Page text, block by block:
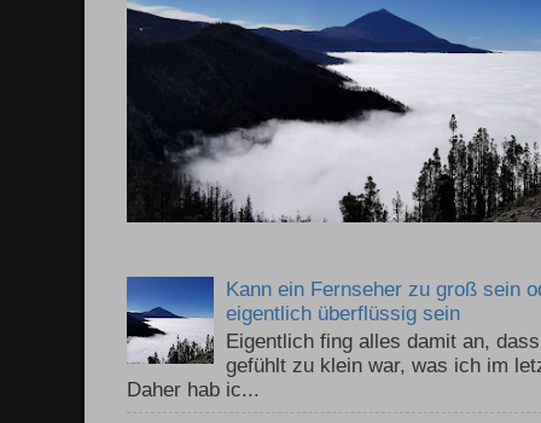
Kann ein Fernseher zu groß sein
eigentlich überflüssig sein
Eigentlich fing alles damit an,
gefühlt zu klein war, was ich im
Daher hab ic...